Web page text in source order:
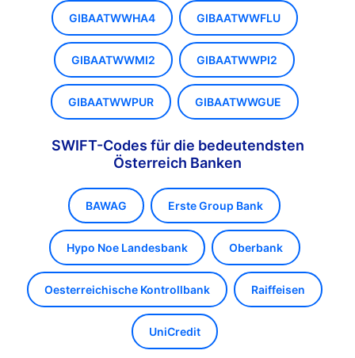
GIBAATWWHA4 GIBAATWWFLU
GIBAATWWMI2 GIBAATWWPI2
GIBAATWWPUR GIBAATWWGUE
SWIFT-Codes für die bedeutendsten
Österreich Banken
BAWAG Erste Group Bank
Hypo Noe Landesbank Oberbank
Oesterreichische Kontrollbank Raiffeisen
UniCredit